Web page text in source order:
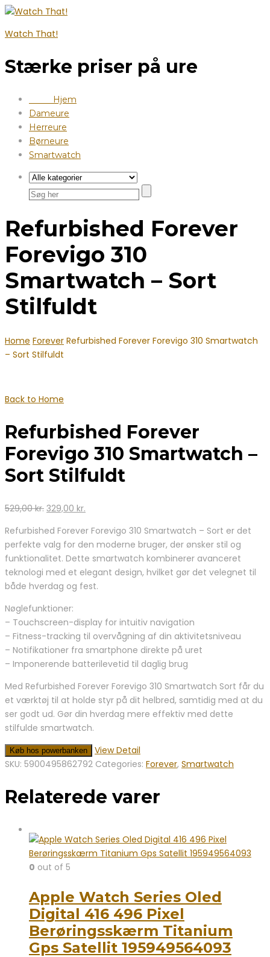
Watch That!
Stærke priser på ure
Hjem
Dameure
Herreure
Børneure
Smartwatch
Refurbished Forever
Forevigo 310
Smartwatch – Sort
Stilfuldt
Home Forever Refurbished Forever Forevigo 310 Smartwatch
– Sort Stilfuldt
Back to Home
Refurbished Forever
Forevigo 310 Smartwatch –
Sort Stilfuldt
529,00kr. Den
pris
var:
529,00 kr..
329,00 kr.
pris
er:
329,00 kr..
Refurbished Forever Forevigo 310 Smartwatch – Sort er det
perfekte valg for den moderne bruger, der ønsker stil og
funktionalitet. Dette smartwatch kombinerer avanceret
teknologi med et elegant design, hvilket gør det velegnet til
både hverdag og fest.
Nøglefunktioner:
– Touchscreen-display for intuitiv navigation
– Fitness-tracking til overvågning af din aktivitetsniveau
– Notifikationer fra smartphone direkte på uret
– Imponerende batterilevetid til daglig brug
Med Refurbished Forever Forevigo 310 Smartwatch Sort får du
et værktøj til at holde styr på dit helbred, samtidig med at du
ser godt ud. Gør din hverdag mere effektiv med dette
stilfulde smartwatch.
Køb hos powerbanken
View Detail
SKU: 5900495862792 Categories: Forever, Smartwatch
Relaterede varer
0 out of 5
Apple Watch Series Oled
Digital 416 496 Pixel
Berøringsskærm Titanium
Gps Satellit 195949564093